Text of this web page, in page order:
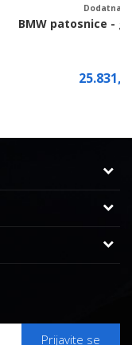
Dodatna
BMW patosnice -
Prijavite se